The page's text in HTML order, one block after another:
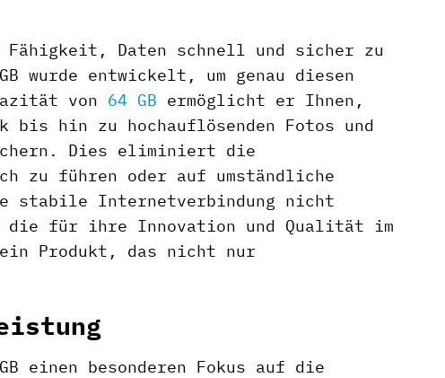
Daten schnell und sicher zu
wurde entwickelt, um genau diesen
von 64 GB ermöglicht er Ihnen,
bis hin zu hochauflösenden Fotos und
Dies eliminiert die
zu führen oder auf umständliche
stabile Internetverbindung nicht
die für ihre Innovation und Qualität im
Produkt, das nicht nur
einen besonderen Fokus auf die